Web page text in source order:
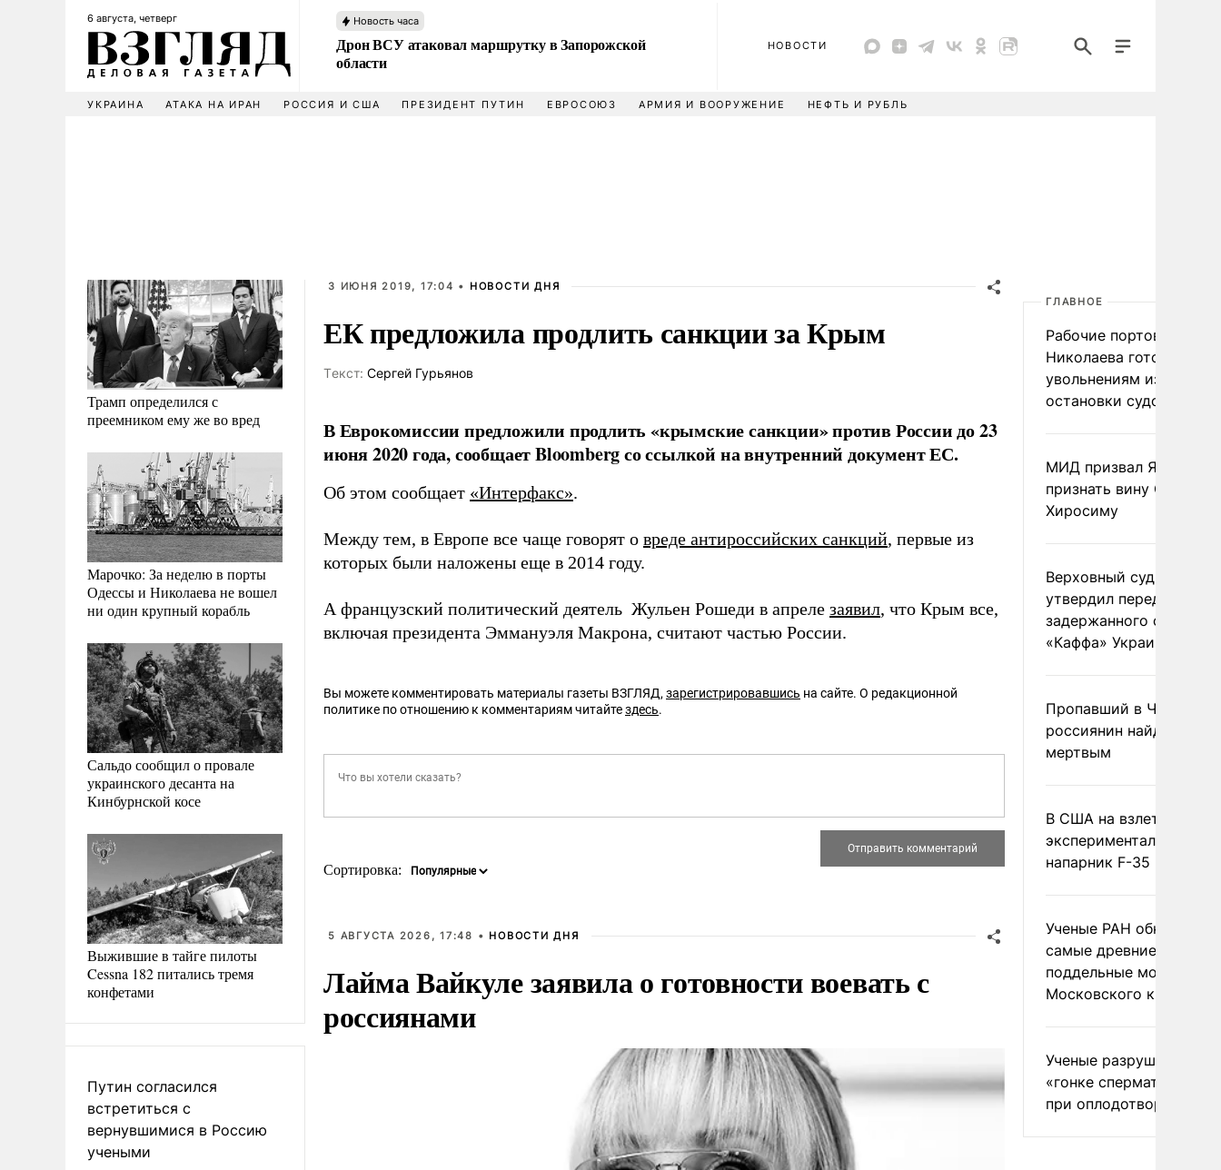
6 августа, четверг Новость часа
Дрон ВСУ атаковал маршрутку в Запорожской
области
НОВОСТИ
УКРАИНА АТАКА НА ИРАН РОССИЯ И США ПРЕЗИДЕНТ ПУТИН ЕВРОСОЮЗ АРМИЯ И ВООРУЖЕНИЕ НЕФТЬ И РУБЛЬ
Трамп определился с
преемником ему же во вред
Марочко: За неделю в порты
Одессы и Николаева не вошел
ни один крупный корабль
Сальдо сообщил о провале
украинского десанта на
Кинбурнской косе
Выжившие в тайге пилоты
Cessna 182 питались тремя
конфетами
Путин согласился
встретиться с
вернувшимися в Россию
учеными
3 ИЮНЯ 2019, 17:04 • НОВОСТИ ДНЯ
ЕК предложила продлить санкции за Крым
Tекст: Сергей Гурьянов
В Еврокомиссии предложили продлить «крымские санкции» против России до 23
июня 2020 года, сообщает Bloomberg со ссылкой на внутренний документ ЕС.
Об этом сообщает «Интерфакс».
Между тем, в Европе все чаще говорят о вреде антироссийских санкций, первые из
которых были наложены еще в 2014 году.
А французский политический деятель Жульен Рошеди в апреле заявил, что Крым все,
включая президента Эммануэля Макрона, считают частью России.
Вы можете комментировать материалы газеты ВЗГЛЯД, зарегистрировавшись на сайте. О редакционной
политике по отношению к комментариям читайтездесь.
Сортировка:
5 АВГУСТА 2026, 17:48 • НОВОСТИ ДНЯ
Лайма Вайкуле заявила о готовности воевать с
россиянами
ГЛАВНОЕ
Рабочие портов
Николаева готовятся к
увольнениям из-за
остановки судоходства
МИД призвал Японию
признать вину США за
Хиросиму
Верховный суд Швеции
утвердил передачу
задержанного
«Каффа» Украине
Пропавший в
россиянин найден
мертвым
В США на взлете
экспериментальный
напарник F-35
Ученые РАН
самые древние
поддельные монеты
Московского
Ученые разрушили миф
«гонке
при оплодотворении